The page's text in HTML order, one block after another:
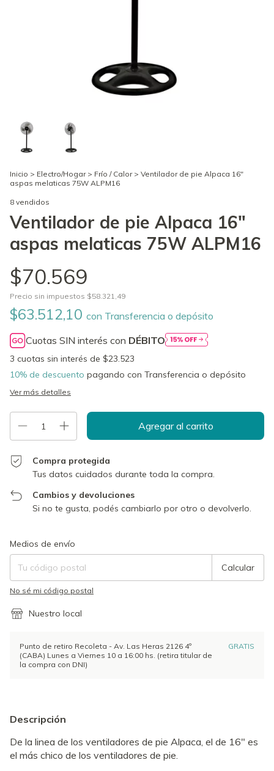
Inicio > Electro/Hogar > Frío / Calor > Ventilador de pie Alpaca 16"
aspas melaticas 75W ALPM16
8 vendidos
Ventilador de pie Alpaca 16"
aspas melaticas 75W ALPM16
$70.569
Precio sin impuestos $58.321,49
$63.512,10 con Transferencia o depósito
Cuotas SIN interés con DÉBITO
3 cuotas sin interés de $23.523
10% de descuento pagando con Transferencia o depósito
Ver más detalles
Compra protegida
Tus datos cuidados durante toda la compra.
Cambios y devoluciones
Si no te gusta, podés cambiarlo por otro o devolverlo.
Entregas para el CP:
Medios de envío
Calcular
No sé mi código postal
Nuestro local
Punto de retiro Recoleta - Av. Las Heras 2126 4º
(CABA) Lunes a Viernes 10 a 16:00 hs. (retira titular de
la compra con DNI)
GRATIS
Descripción
De la linea de los ventiladores de pie Alpaca, el de 16" es
el más chico de los ventiladores de pie.